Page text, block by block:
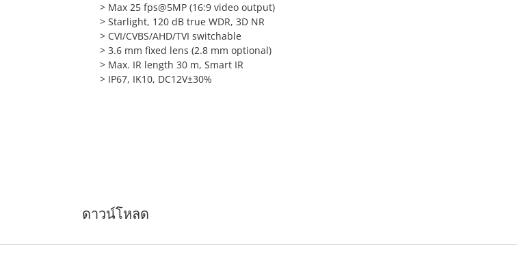
> Max 25 fps@5MP (16:9 video output)
> Starlight, 120 dB true WDR, 3D NR
> CVI/CVBS/AHD/TVI switchable
> 3.6 mm fixed lens (2.8 mm optional)
> Max. IR length 30 m, Smart IR
> IP67, IK10, DC12V±30%
ดาวน์โหลด